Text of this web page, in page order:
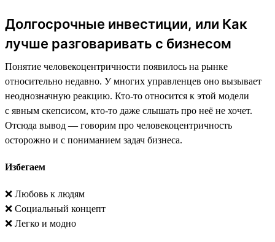
Долгосрочные инвестиции, или Как
лучше разговаривать с бизнесом
Понятие человекоцентричности появилось на рынке
относительно недавно. У многих управленцев оно вызывает
неоднозначную реакцию. Кто-то относится к этой модели
с явным скепсисом, кто-то даже слышать про неё не хочет.
Отсюда вывод — говорим про человекоцентричность
осторожно и с пониманием задач бизнеса.
Избегаем
❌ Любовь к людям
❌ Социальный концепт
❌ Легко и модно